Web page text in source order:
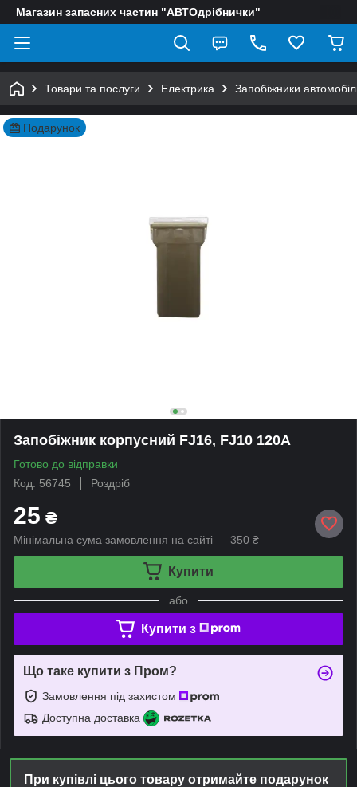
Магазин запасних частин "АВТОдрібнички"
Товари та послуги Електрика Запобіжники
Подарунок
Запобіжник корпусний FJ16, FJ10 120A
Готово до відправки
Код: 56745
Роздріб
25 ₴
Мінімальна сума замовлення на сайті — 350 ₴
Купити
або
Купити з
Що таке купити з Пром?
Замовлення під захистом
Доступна доставка
При купівлі цього товару отримайте подарунок